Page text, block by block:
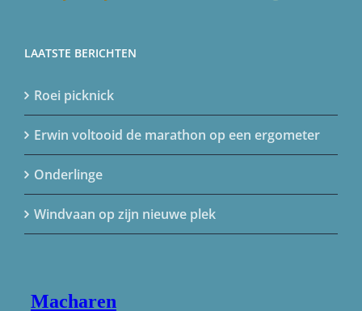
LAATSTE BERICHTEN
Roei picknick
Erwin voltooid de marathon op een ergometer
Onderlinge
Windvaan op zijn nieuwe plek